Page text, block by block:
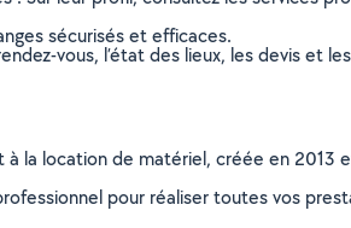
sécurisés et efficaces.
vous, l’état des lieux, les devis et
la location de matériel, créée en 2013
pour réaliser toutes vos